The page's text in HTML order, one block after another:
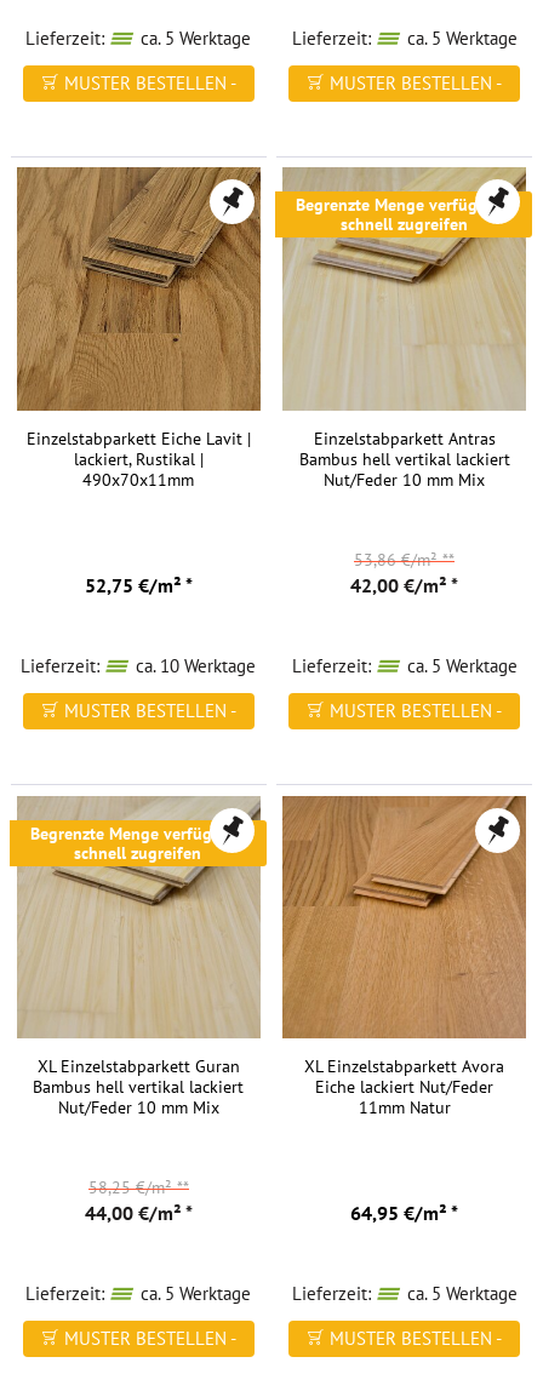
Lieferzeit:
ca. 5 Werktage
MUSTER BESTELLEN -
Lieferzeit:
ca. 5 Werktage
MUSTER BESTELLEN -
Einzelstabparkett Eiche Lavit |
lackiert, Rustikal |
490x70x11mm
52,75 €/m² *
Lieferzeit:
ca. 10 Werktage
MUSTER BESTELLEN -
Begrenzte Menge verfügbar -
schnell zugreifen
Einzelstabparkett Antras
Bambus hell vertikal lackiert
Nut/Feder 10 mm Mix
42,00 €/m² *
53,86 €/m²**
Lieferzeit:
ca. 5 Werktage
MUSTER BESTELLEN -
Begrenzte Menge verfügbar -
schnell zugreifen
XL Einzelstabparkett Guran
Bambus hell vertikal lackiert
Nut/Feder 10 mm Mix
44,00 €/m² *
58,25 €/m²**
Lieferzeit:
ca. 5 Werktage
MUSTER BESTELLEN -
XL Einzelstabparkett Avora
Eiche lackiert Nut/Feder
11mm Natur
64,95 €/m² *
Lieferzeit:
ca. 5 Werktage
MUSTER BESTELLEN -